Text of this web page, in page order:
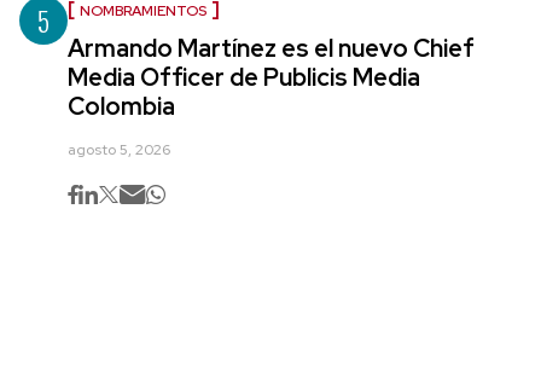
5 NOMBRAMIENTOS
Armando Martínez es el nuevo Chief
Media Officer de Publicis Media
Colombia
agosto 5, 2026